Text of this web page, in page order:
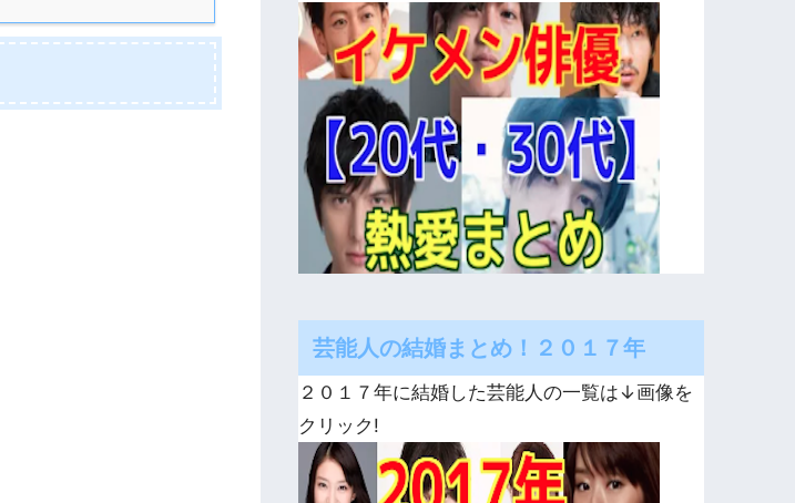
芸能人の結婚まとめ！２０１７年
２０１７年に結婚した芸能人の一覧は↓画像を
クリック!